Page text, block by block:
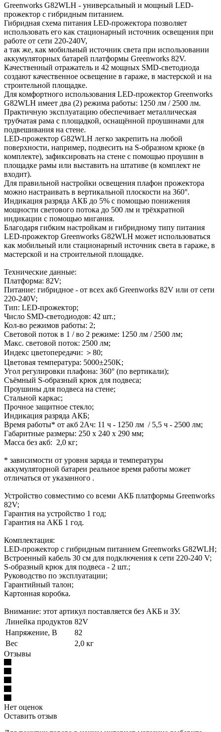
Greenworks G82WLH - универсальный и мощный LED-
прожектор с гибридным питанием.
Гибридная схема питания LED-прожектора позволяет
использовать его как стационарный источник освещения при
работе от сети 220-240V,
а так же, как мобильный источник света при использовании
аккумуляторных батарей платформы Greenworks 82V.
Качественный отражатель и 42 мощных SMD-светодиода
создают качественное освещение в гараже, в мастерской и на
строительной площадке.
Для комфортного использования LED-прожектор Greenworks
G82WLH имеет два (2) режима работы: 1250 лм / 2500 лм.
Практичную эксплуатацию обеспечивает металлическая
трубчатая рама с площадкой, оснащённой проушинами для
подвешивания на стене.
LED-прожектор G82WLH легко закрепить на любой
поверхности, например, подвесить на S-образном крюке (в
комплекте), зафиксировать на стене с помощью проушин в
площадке рамы или выставить на штативе (в комплект не
входит).
Для правильной настройки освещения плафон прожектора
можно настраивать в вертикальной плоскости на 360°.
Индикация разряда АКБ до 5% с помощью понижения
мощности светового потока до 500 лм и трёхкратной
индикации с помощью мигания.
Благодаря гибким настройкам и гибридному типу питания
LED-прожектор Greenworks G82WLH может использоваться
как мобильный или стационарный источник света в гараже, в
мастерской и на строительной площадке.
Технические данные:
Платформа: 82V;
Питание: гибридное - от всех акб Greenworks 82V или от сети
220-240V;
Тип: LED-прожектор;
Число SMD-светодиодов: 42 шт.;
Кол-во режимов работы: 2;
Световой поток в 1 / во 2 режиме: 1250 лм / 2500 лм;
Макс. световой поток: 2500 лм;
Индекс цветопередачи: ＞80;
Цветовая температура: 5000±250K;
Угол регулировки плафона: 360° (по вертикали);
Съёмный S-образный крюк для подвеса;
Проушины для подвеса на стене;
Стальной каркас;
Прочное защитное стекло;
Индикация разряда АКБ;
Время работы* от акб 2Ач: 11 ч - 1250 лм / 5,5 ч - 2500 лм;
Габаритные размеры: 250 х 240 х 290 мм;
Масса без акб: 2,0 кг;
* зависимости от уровня заряда и температуры
аккумуляторной батареи реальное время работы может
отличаться от указанного .
Устройство совместимо со всеми АКБ платформы Greenworks
82V;
Гарантия на устройство 1 год;
Гарантия на АКБ 1 год.
Комплектация:
LED-прожектор с гибридным питанием Greenworks G82WLH;
Встроенный кабель 30 см для подключения к сети 220-240 V;
S-образный крюк для подвеса - 2 шт.;
Руководство по эксплуатации;
Гарантийный талон;
Картонная коробка.
Внимание: этот артикул поставляется без АКБ и ЗУ.
Линейка продуктов 82V
Напряжение, В
82
Вес
2,0 кг
Отзывы
Нет оценок
Оставить отзыв